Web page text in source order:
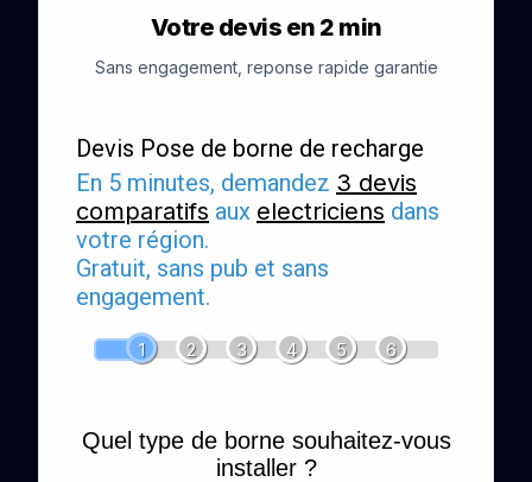
Votre devis en 2 min
Sans engagement, reponse rapide garantie
Devis Pose de borne de recharge
En 5 minutes, demandez 3 devis
comparatifs aux electriciens dans
votre région.
Gratuit, sans pub et sans
engagement.
1 2 3 4 5 6
Quel type de borne souhaitez-vous
installer ?